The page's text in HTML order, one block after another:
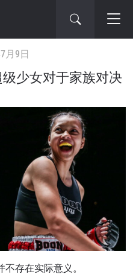
月9日
少女对于家族对决
存在实际意义。